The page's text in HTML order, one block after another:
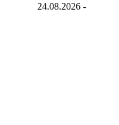
24.08.2026 -